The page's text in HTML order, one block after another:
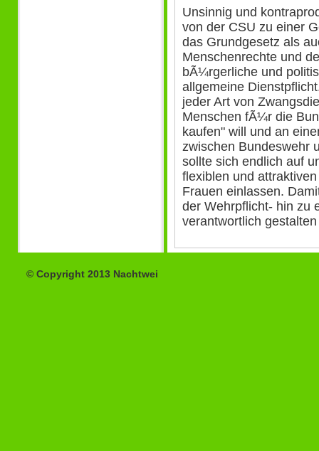
Unsinnig und
von der CSU zu einer
das Grundgesetz als
Menschenrechte und
bÃ¼rgerliche und
allgemeine
jeder Art von
Menschen fÃ¼r die
kaufen" will und an
zwischen Bundeswehr
sollte sich endlich auf
flexiblen und
Frauen einlassen.
der Wehrpflicht- hin zu
verantwortlich
© Copyright 2013 Nachtwei